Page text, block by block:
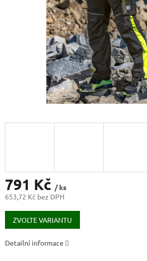
791 Kč / ks
653,72 Kč bez DPH
Měrná
cena:
ZVOLTE VARIANTU
Detailní informace